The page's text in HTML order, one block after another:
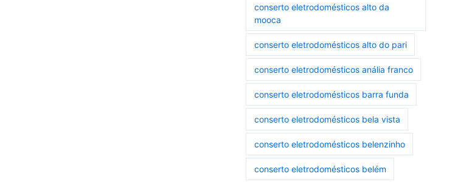
conserto eletrodomésticos alto da
mooca
conserto eletrodomésticos alto do pari
conserto eletrodomésticos anália franco
conserto eletrodomésticos barra funda
conserto eletrodomésticos bela vista
conserto eletrodomésticos belenzinho
conserto eletrodomésticos belém